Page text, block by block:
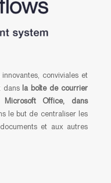
conviviales et
dans la boîte de courrier
Microsoft Office, dans
le but de centraliser les
et aux autres